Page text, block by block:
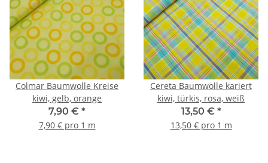
Colmar Baumwolle Kreise
kiwi, gelb, orange
7,90 € *
7,90 € pro 1 m
Cereta Baumwolle kariert
kiwi, türkis, rosa, weiß
13,50 € *
13,50 € pro 1 m